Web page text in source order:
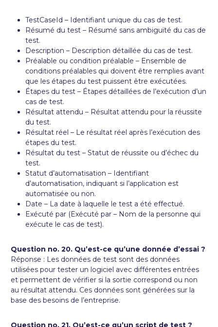
TestCaseId – Identifiant unique du cas de test.
Résumé du test – Résumé sans ambiguïté du cas de
test.
Description – Description détaillée du cas de test.
Préalable ou condition préalable – Ensemble de
conditions préalables qui doivent être remplies avant
que les étapes du test puissent être exécutées.
Étapes du test – Étapes détaillées de l’exécution d’un
cas de test.
Résultat attendu – Résultat attendu pour la réussite
du test.
Résultat réel – Le résultat réel après l’exécution des
étapes du test.
Résultat du test – Statut de réussite ou d’échec du
test.
Statut d’automatisation – Identifiant
d’automatisation, indiquant si l’application est
automatisée ou non.
Date – La date à laquelle le test a été effectué.
Exécuté par (Exécuté par – Nom de la personne qui
exécute le cas de test).
Question no. 20. Qu’est-ce qu’une donnée d’essai ?
Réponse : Les données de test sont des données
utilisées pour tester un logiciel avec différentes entrées
et permettent de vérifier si la sortie correspond ou non
au résultat attendu. Ces données sont générées sur la
base des besoins de l’entreprise.
Question no. 21. Qu’est-ce qu’un script de test ?